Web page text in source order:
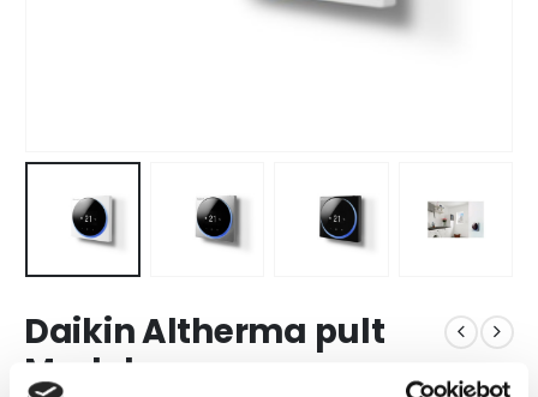
Daikin Altherma pult
Madoka